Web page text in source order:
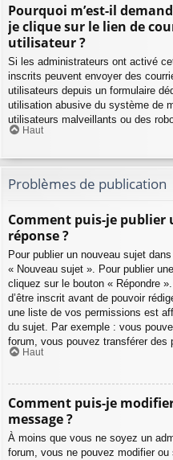
Pourquoi m’est-il
je clique sur le lien de
utilisateur ?
Si les administrateurs ont activé
inscrits peuvent envoyer des
utilisateurs depuis un formulaire
utilisation abusive du système de
utilisateurs malveillants ou des
Haut
Problèmes de publication
Comment puis-je
réponse ?
Pour publier un nouveau sujet
« Nouveau sujet ». Pour publier
cliquez sur le bouton « Répondre
d’être inscrit avant de pouvoir
une liste de vos permissions est
du sujet. Par exemple : vous
forum, vous pouvez transférer des
Haut
Comment puis-je
message ?
À moins que vous ne soyez un
forum, vous ne pouvez modifier